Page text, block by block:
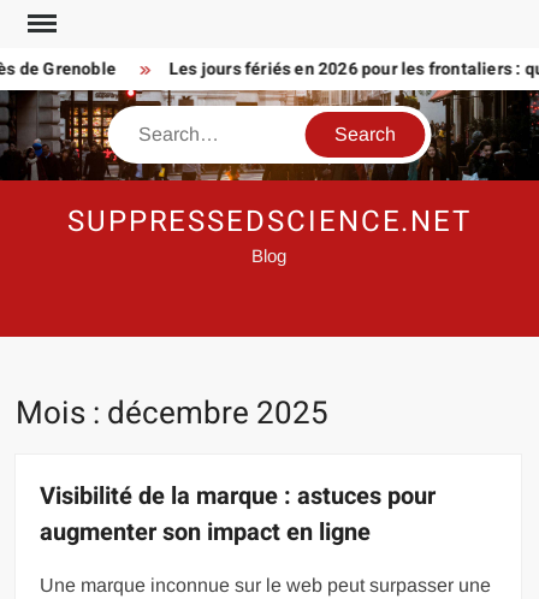
Skip
content
Grenoble Les jours fériés en 2026 pour les frontaliers : que
Search
SUPPRESSEDSCIENCE.NET
Blog
Mois : décembre 2025
Visibilité de la marque : astuces pour
augmenter son impact en ligne
Une marque inconnue sur le web peut surpasser une